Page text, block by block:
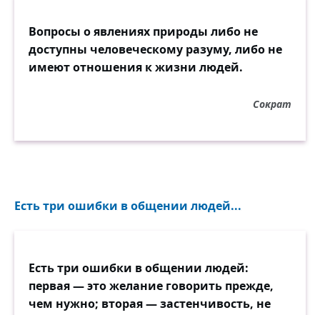
Вопросы о явлениях природы либо не
доступны человеческому разуму, либо не
имеют отношения к жизни людей.
Сократ
Есть три ошибки в общении людей...
Есть три ошибки в общении людей:
первая — это желание говорить прежде,
чем нужно; вторая — застенчивость, не